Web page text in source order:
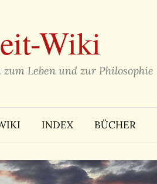
Wiki
Leben und zur Philosophie
INDEX BÜCHER